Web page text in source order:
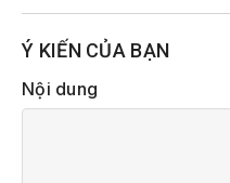
Ý KIẾN CỦA BẠN
Nội dung